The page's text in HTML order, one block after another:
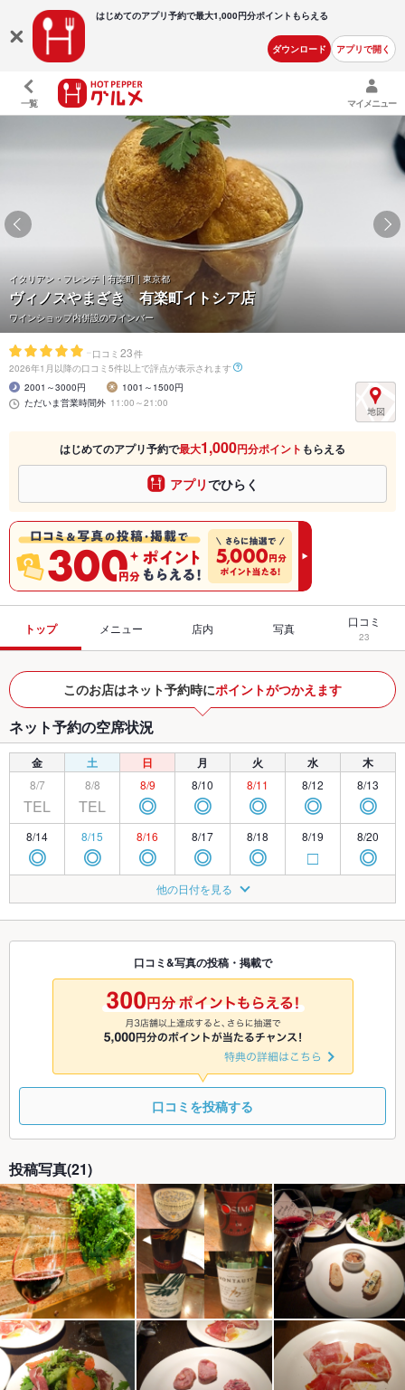
はじめてのアプリ予約で最大1,000円分ポイントもらえる
ダウンロード アプリで開く
一覧 マイメニュー
イタリアン・フレンチ | 有楽町 | 東京都
ヴィノスやまざき 有楽町イトシア店
ワインショップ内併設のワインバー
- 口コミ 23件
2026年1月以降の口コミ5件以上で評点が表示されます
2001～3000円
1001～1500円
ただいま営業時間外 11:00～21:00
はじめてのアプリ予約で最大1,000円分ポイント もらえる
アプリでひらく
トップ メニュー 店内 写真 口コミ
23
このお店はネット予約時にポイントがつかえます
ネット予約の空席状況
金 土 日 月 火 水 木
8/7
TEL
8/8
TEL
8/9
◎
8/10
◎
8/11
◎
8/12
◎
8/13
◎
8/14
◎
8/15
◎
8/16
◎
8/17
◎
8/18
◎
8/19
□
8/20
◎
◎ ◎
8/23
◎
8/24
◎
8/25
◎ □ □
8/28 8/29 8/30
◎
8/31
◎
9/1
◎
9/2 9/3
9/6
◎ ◎ ◎ ◎
他の日付を見る
口コミ&写真の投稿・掲載で
口コミを投稿する
投稿写真(21)